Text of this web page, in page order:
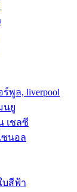
พูล, liverpool
นยู
เชลซี
ซนอล
บสีฟ้า